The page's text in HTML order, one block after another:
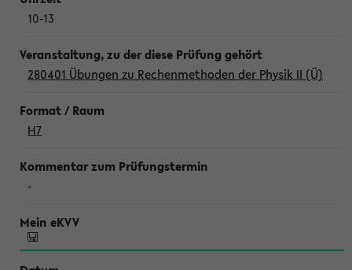
10-13
280401 Übungen zu Rechenmethoden der Physik II (Ü)
H7
-